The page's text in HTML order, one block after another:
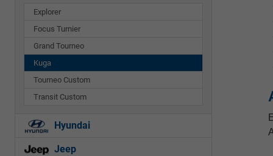
Explorer
Focus Turnier
Grand Tourneo
Kuga
Tourneo Custom
Transit Custom
Hyundai
Jeep